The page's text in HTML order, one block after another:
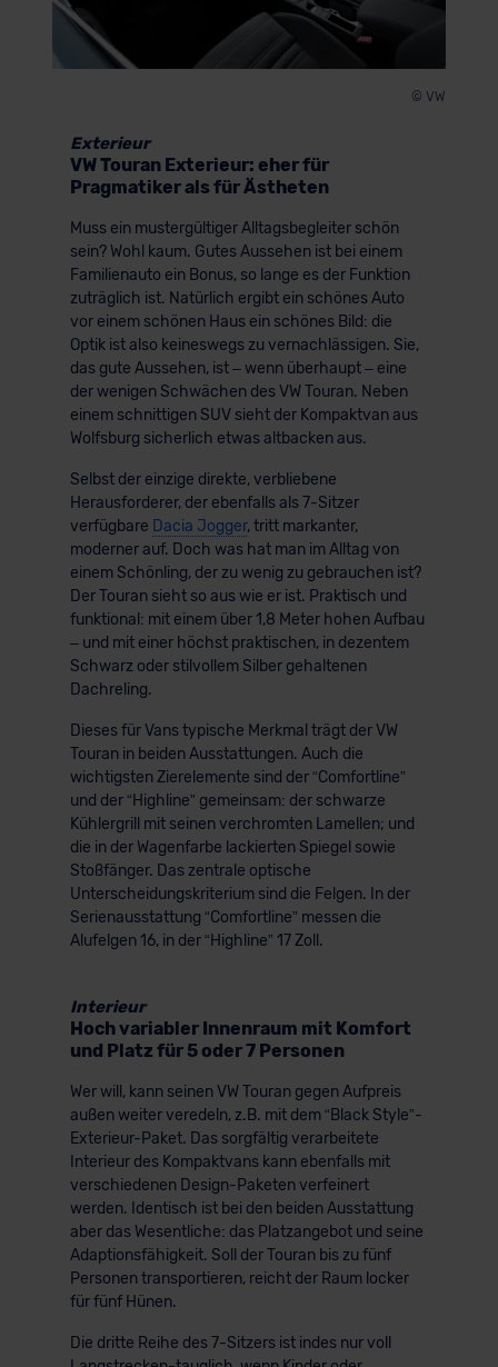
© VW
Exterieur
VW Touran Exterieur: eher für
Pragmatiker als für Ästheten
Muss ein mustergültiger Alltagsbegleiter schön
sein? Wohl kaum. Gutes Aussehen ist bei einem
Familienauto ein Bonus, so lange es der Funktion
zuträglich ist. Natürlich ergibt ein schönes Auto
vor einem schönen Haus ein schönes Bild: die
Optik ist also keineswegs zu vernachlässigen. Sie,
das gute Aussehen, ist – wenn überhaupt – eine
der wenigen Schwächen des VW Touran. Neben
einem schnittigen SUV sieht der Kompaktvan aus
Wolfsburg sicherlich etwas altbacken aus.
Selbst der einzige direkte, verbliebene
Herausforderer, der ebenfalls als 7-Sitzer
verfügbare Dacia Jogger, tritt markanter,
moderner auf. Doch was hat man im Alltag von
einem Schönling, der zu wenig zu gebrauchen ist?
Der Touran sieht so aus wie er ist. Praktisch und
funktional: mit einem über 1,8 Meter hohen Aufbau
– und mit einer höchst praktischen, in dezentem
Schwarz oder stilvollem Silber gehaltenen
Dachreling.
Dieses für Vans typische Merkmal trägt der VW
Touran in beiden Ausstattungen. Auch die
wichtigsten Zierelemente sind der “Comfortline”
und der “Highline” gemeinsam: der schwarze
Kühlergrill mit seinen verchromten Lamellen; und
die in der Wagenfarbe lackierten Spiegel sowie
Stoßfänger. Das zentrale optische
Unterscheidungskriterium sind die Felgen. In der
Serienausstattung “Comfortline” messen die
Alufelgen 16, in der “Highline” 17 Zoll.
Interieur
Hoch variabler Innenraum mit Komfort
und Platz für 5 oder 7 Personen
Wer will, kann seinen VW Touran gegen Aufpreis
außen weiter veredeln, z.B. mit dem “Black Style”-
Exterieur-Paket. Das sorgfältig verarbeitete
Interieur des Kompaktvans kann ebenfalls mit
verschiedenen Design-Paketen verfeinert
werden. Identisch ist bei den beiden Ausstattung
aber das Wesentliche: das Platzangebot und seine
Adaptionsfähigkeit. Soll der Touran bis zu fünf
Personen transportieren, reicht der Raum locker
für fünf Hünen.
Die dritte Reihe des 7-Sitzers ist indes nur voll